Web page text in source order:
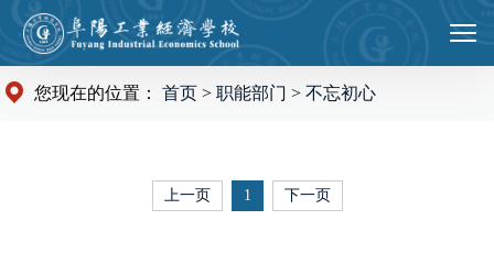
您现在的位置： 首页 > 职能部门 > 不忘初心
上一页 1 下一页